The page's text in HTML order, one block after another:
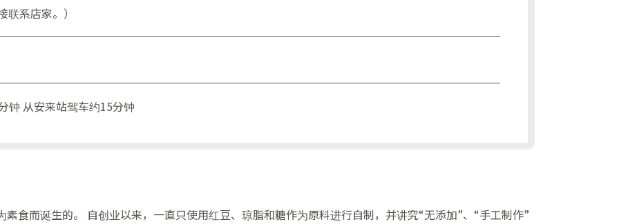
系店家。）
钟 从安来站驾车约15分钟
食而诞生的。 自创业以来，一直只使用红豆、琼脂和糖作为原料进行自制，并讲究“无添加”、“手工制作”